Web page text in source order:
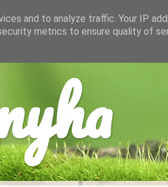
and to analyze traffic. Your IP
metrics to ensure quality of